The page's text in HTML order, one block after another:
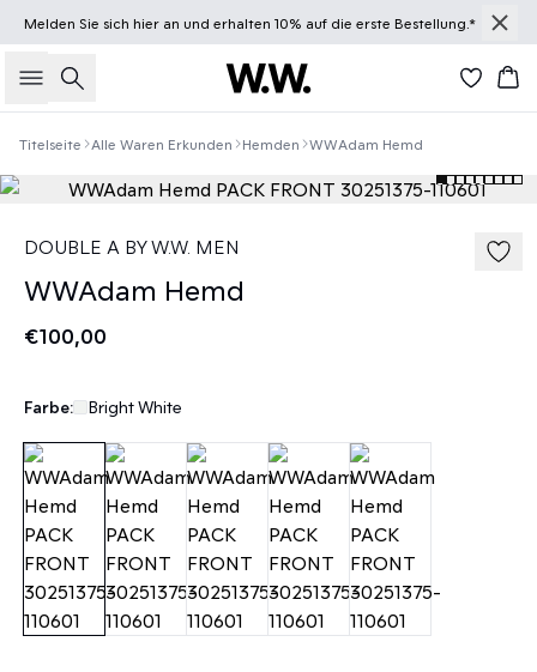
Melden Sie sich hieran und erhalten 10% auf die erste Bestellung.*
Suche
Titelseite Alle Waren Erkunden Hemden WWAdam Hemd
DOUBLE A BY W.W. MEN
WWAdam Hemd
€100,00
Farbe: Bright White